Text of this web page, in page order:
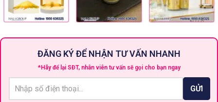
ĐĂNG KÝ ĐỂ NHẬN TƯ VẤN NHANH
*Hãy để lại SĐT, nhân viên tư vấn sẽ gọi cho bạn ngay